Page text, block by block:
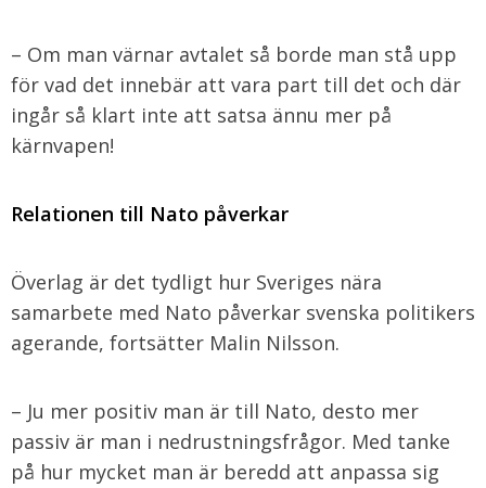
– Om man värnar avtalet så borde man stå upp
för vad det innebär att vara part till det och där
ingår så klart inte att satsa ännu mer på
kärnvapen!
Relationen till Nato påverkar
Överlag är det tydligt hur Sveriges nära
samarbete med Nato påverkar svenska politikers
agerande, fortsätter Malin Nilsson.
– Ju mer positiv man är till Nato, desto mer
passiv är man i nedrustningsfrågor. Med tanke
på hur mycket man är beredd att anpassa sig